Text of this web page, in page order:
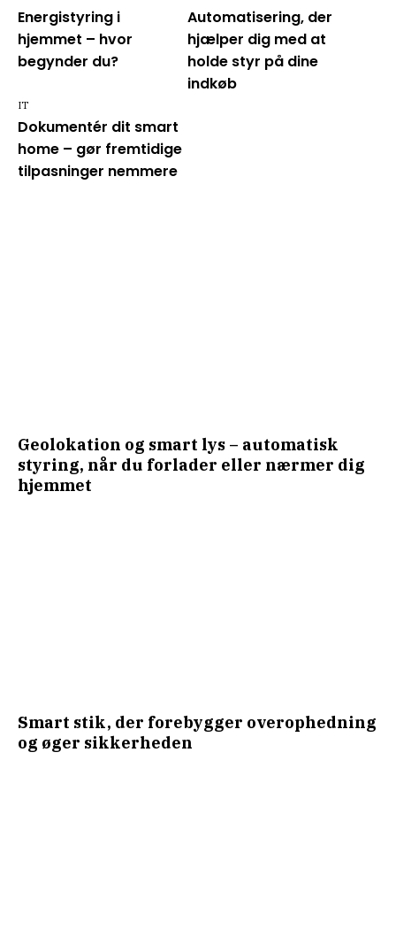
Energistyring i
hjemmet – hvor
begynder du?
Automatisering, der
hjælper dig med at
holde styr på dine
indkøb
Dokumentér dit smart
home – gør fremtidige
tilpasninger nemmere
IT
Geolokation og smart lys – automatisk
styring, når du forlader eller nærmer dig
hjemmet
Smart stik, der forebygger overophedning
og øger sikkerheden